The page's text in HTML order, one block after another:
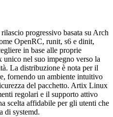
progressivo basata su Arch
OpenRC, runit, s6 e dinit,
in base alle proprie
nel suo impegno verso la
La distribuzione è nota per il
fornendo un ambiente intuitivo
del pacchetto. Artix Linux
regolari e il supporto attivo
scelta affidabile per gli utenti che
di systemd.